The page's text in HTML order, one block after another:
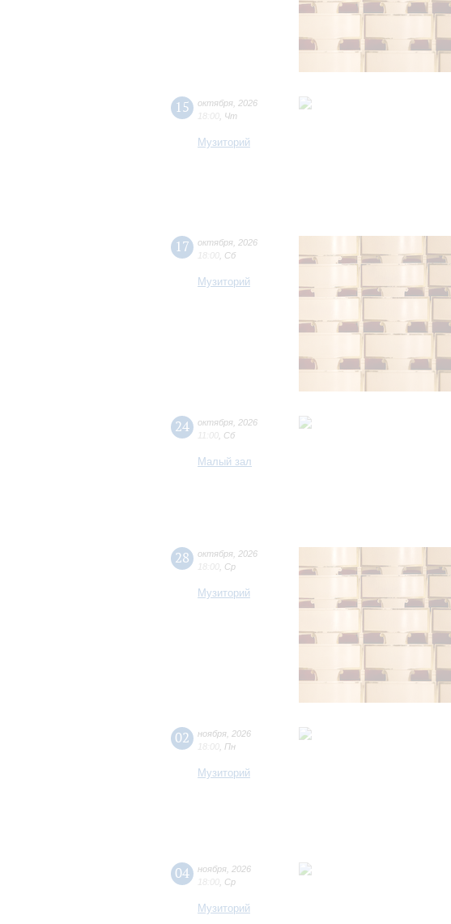
15 октября 2026
18:00 Чт
Музиторий
17 октября 2026
18:00 Сб
Музиторий
24 октября 2026
11:00 Сб
Малый зал
28 октября 2026
18:00 Ср
Музиторий
02 ноября 2026
18:00 Пн
Музиторий
04 ноября 2026
18:00 Ср
Музиторий